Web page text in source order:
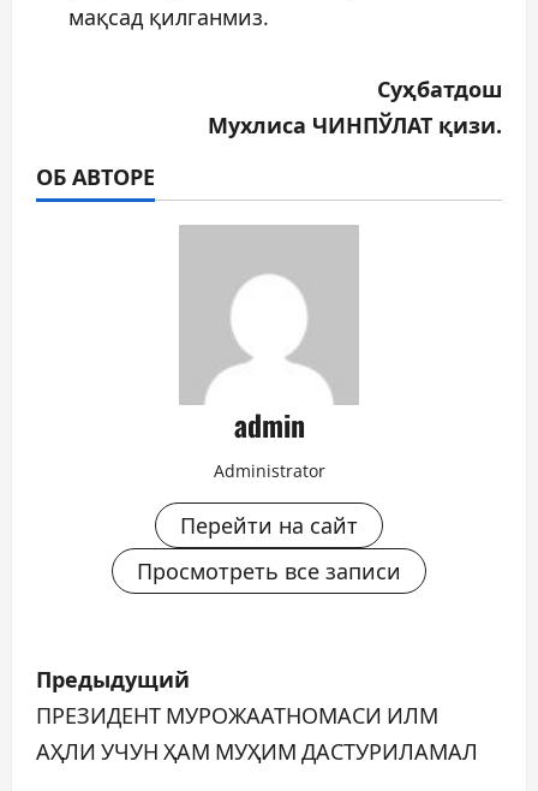
мақсад қилганмиз.
Суҳбатдош
Мухлиса ЧИНПЎЛАТ қизи.
ОБ АВТОРЕ
admin
Administrator
Перейти на сайт
Просмотреть все записи
Н
а
в
Предыдущий
ПРЕЗИДЕНТ МУРОЖААТНОМАСИ ИЛМ
АҲЛИ УЧУН ҲАМ МУҲИМ ДАСТУРИЛАМАЛ